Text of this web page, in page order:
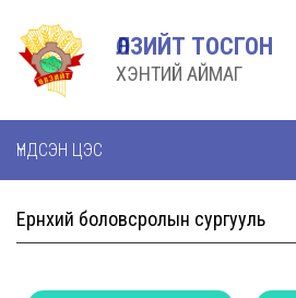
ӨЛЗИЙТ ТОСГОН
ХЭНТИЙ АЙМАГ
ҮНДСЭН ЦЭС
Ерөнхий боловсролын сургууль